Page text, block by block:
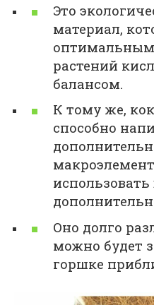
Это
материал,
растений
балансом.
К тому же,
способно
использовать
Оно долго
можно будет
горшке